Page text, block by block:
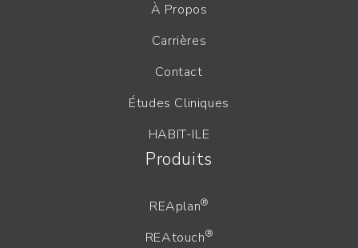
À Propos
Carrières
Contact
Études Cliniques
HABIT-ILE
Produits
REAplan®
REAtouch®